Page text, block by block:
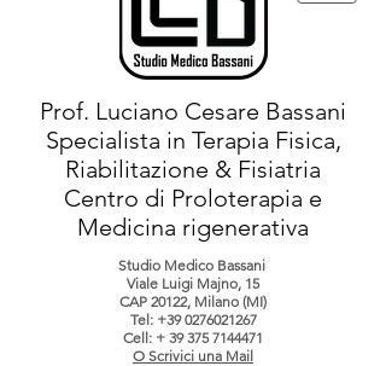
Prof. Luciano Cesare Bassani
Specialista in Terapia Fisica,
Riabilitazione & Fisiatria
Centro di Proloterapia e
Medicina rigenerativa
Studio Medico Bassani
Viale Luigi Majno, 15
CAP 20122, Milano (MI)
Tel: +39 0276021267
Cell: + 39 375 7144471
O Scrivici una Mail